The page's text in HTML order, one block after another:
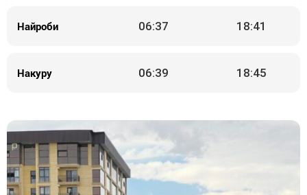
Найроби 06:37 18:41
Накуру 06:39 18:45